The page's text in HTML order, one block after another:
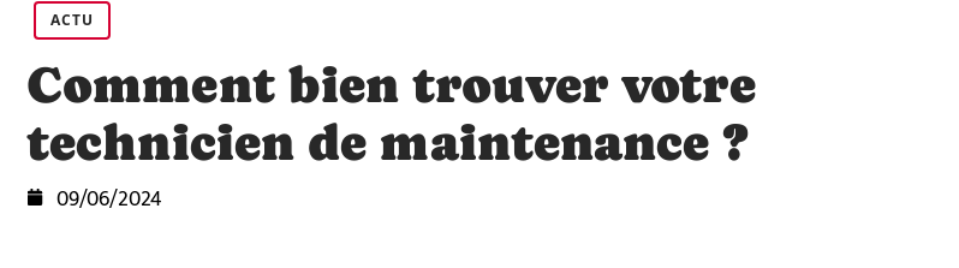
ACTU
Comment bien trouver votre
technicien de maintenance ?
09/06/2024